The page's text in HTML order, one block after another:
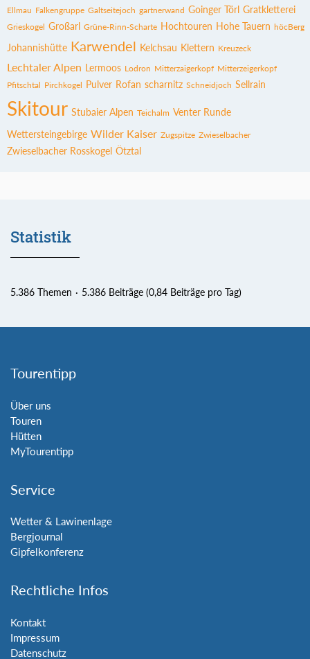
Ellmau Falkengruppe Galtseitejoch gartnerwand Goinger Törl Gratkletterei
Grieskogel Großarl Grüne-Rinn-Scharte Hochtouren Hohe Tauern höcBerg
Johannishütte Karwendel Kelchsau Klettern Kreuzeck
Lechtaler Alpen Lermoos Lodron Mitterzaigerkopf Mitterzeigerkopf
Pfitschtal Pirchkogel Pulver Rofan scharnitz Schneidjoch Sellrain
Skitour Stubaier Alpen Teichalm Venter Runde
Wettersteingebirge Wilder Kaiser Zugspitze Zwieselbacher
Zwieselbacher Rosskogel Ötztal
Statistik
5.386 Themen 5.386 Beiträge (0,84 Beiträge pro Tag)
Tourentipp
Über uns
Touren
Hütten
MyTourentipp
Service
Wetter & Lawinenlage
Bergjournal
Gipfelkonferenz
Rechtliche Infos
Kontakt
Impressum
Datenschutz